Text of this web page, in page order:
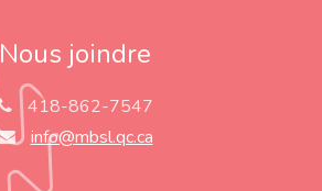
Nous joindre
418-862-7547
info@mbsl.qc.ca